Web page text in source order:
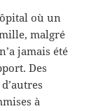
où un
malgré
jamais été
Des
à